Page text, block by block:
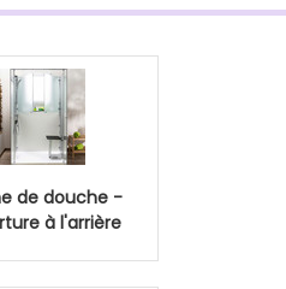
de douche -
à l'arrière